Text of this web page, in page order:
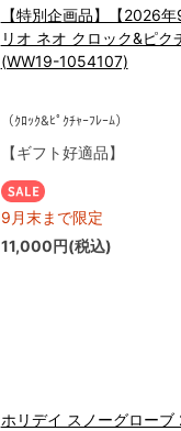
【特別企画品】【2026
リオ ネオ クロック&ピク
(WW19-1054107)
（ｸﾛｯｸ&ﾋﾟｸﾁｬｰﾌﾚｰﾑ）
【ギフト好適品】
9月末まで限定
11,000円(税込)
ホリデイ スノーグロー